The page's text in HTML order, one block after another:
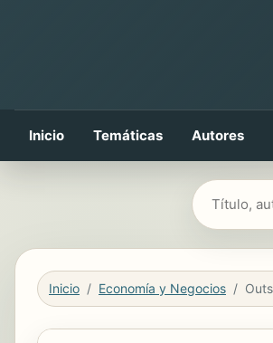
Inicio Temáticas Autores
Buscar libros
Inicio Economía y Negocios